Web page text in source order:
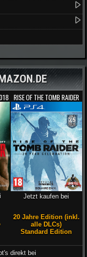
RISE OF THE TOMB RAIDER
Jetzt kaufen bei
20 Jahre Edition (inkl.
alle DLCs)
Standard Edition
direkt bei